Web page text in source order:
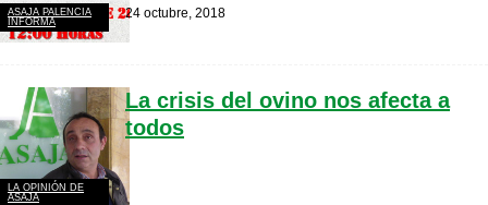
ASAJA PALENCIA
INFORMA
24 octubre, 2018
LA OPINIÓN DE
ASAJA
La crisis del ovino nos afecta a
todos